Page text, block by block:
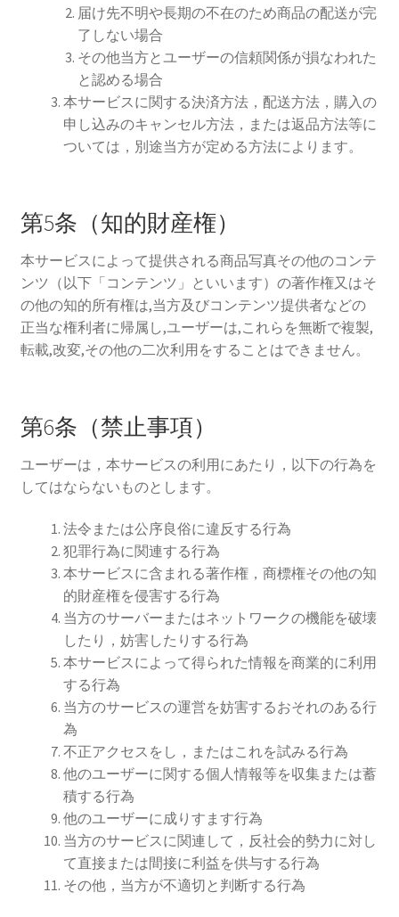
届け先不明や長期の不在のため商品の配送が完
了しない場合
その他当方とユーザーの信頼関係が損なわれた
と認める場合
本サービスに関する決済方法，配送方法，購入の
申し込みのキャンセル方法，または返品方法等に
ついては，別途当方が定める方法によります。
第5条（知的財産権）
本サービスによって提供される商品写真その他のコンテ
ンツ（以下「コンテンツ」といいます）の著作権又はそ
の他の知的所有権は,当方及びコンテンツ提供者などの
正当な権利者に帰属し,ユーザーは,これらを無断で複製,
転載,改変,その他の二次利用をすることはできません。
第6条（禁止事項）
ユーザーは，本サービスの利用にあたり，以下の行為を
してはならないものとします。
法令または公序良俗に違反する行為
犯罪行為に関連する行為
本サービスに含まれる著作権，商標権その他の知
的財産権を侵害する行為
当方のサーバーまたはネットワークの機能を破壊
したり，妨害したりする行為
本サービスによって得られた情報を商業的に利用
する行為
当方のサービスの運営を妨害するおそれのある行
為
不正アクセスをし，またはこれを試みる行為
他のユーザーに関する個人情報等を収集または蓄
積する行為
他のユーザーに成りすます行為
当方のサービスに関連して，反社会的勢力に対し
て直接または間接に利益を供与する行為
その他，当方が不適切と判断する行為